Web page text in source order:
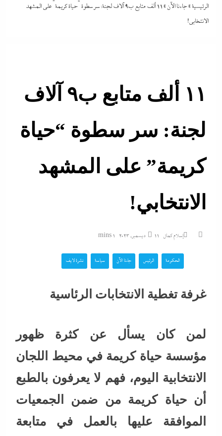
الرئيسية»جاءنا الآن »
١١ ألف متابع ب٩ آلاف لجنة: سر سطوة “حياة كريمة” على المشهد
الانتخابي!
١١ ألف متابع ب٩ آلاف
لجنة: سر سطوة “حياة
كريمة” على المشهد
الانتخابي!
إسلام كمال 11 ديسمبر، 2023 1 mins
الحكومة الرئيس جاءنا الآن سياسة نشرة لايف
غرفة تغطية الانتخابات الرئاسية
لمن كان يسأل عن كثرة ظهور
مؤسسة حياة كريمة في محيط اللجان
الانتخابية اليوم، فهم لا يعرفون بالطبع
أن حياة كريمة من ضمن الجمعيات
الموافقة عليها بالعمل في متابعة